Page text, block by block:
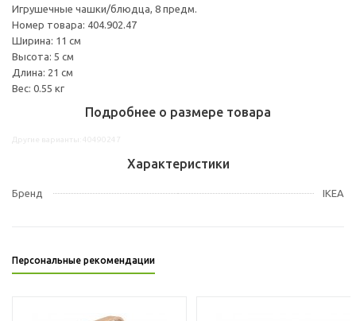
Игрушечные чашки/блюдца, 8 предм.
Номер товара: 404.902.47
Ширина: 11 см
Высота: 5 см
Длина: 21 см
Вес: 0.55 кг
Подробнее о размере товара
Характеристики
Бренд IKEA
Персональные рекомендации